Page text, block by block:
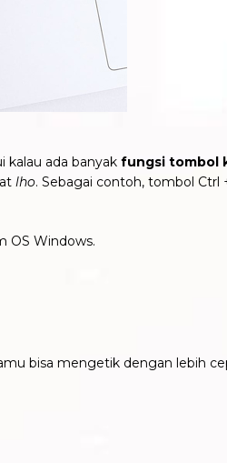
ada banyak fungsi tombol
lho. Sebagai contoh, tombol
OS Windows.
bisa mengetik dengan lebih